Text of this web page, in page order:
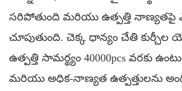
సరిపోతుంది మరియు ఉత్పత్తి నాణ్యతపై
చూపుతుంది. చెక్క ధాన్యం చేతి
ఉత్పత్తి సామర్థ్యం 40000pcs వరకు
మరియు అధిక-నాణ్యత ఉత్పత్తులను